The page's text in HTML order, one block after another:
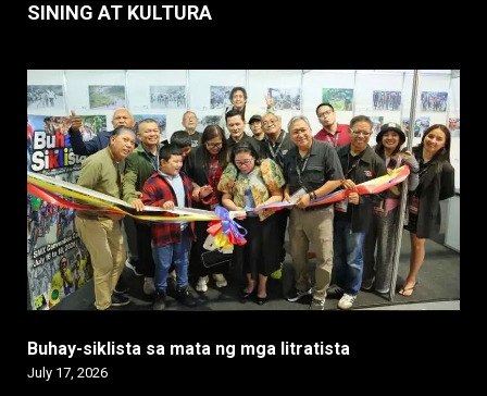
SINING AT KULTURA
Buhay-siklista sa mata ng mga litratista
July 17, 2026